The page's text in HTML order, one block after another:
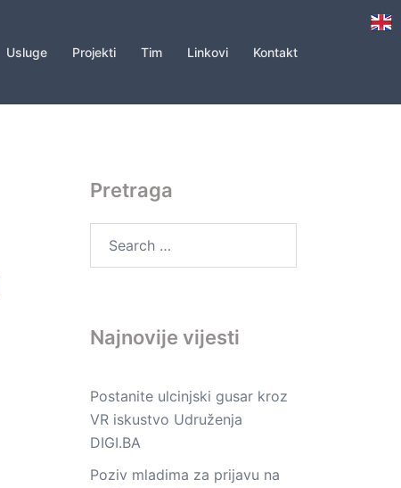
Usluge Projekti Tim Linkovi Kontakt
Pretraga
Najnovije vijesti
Postanite ulcinjski gusar kroz
VR iskustvo Udruženja
DIGI.BA
Poziv mladima za prijavu na